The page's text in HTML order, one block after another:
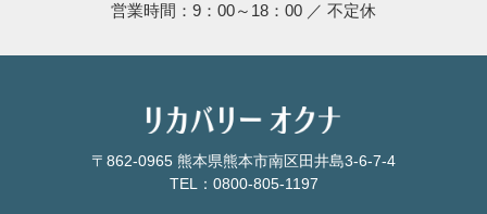
営業時間：9：00～18：00 ／ 不定休
〒862-0965 熊本県熊本市南区田井島3-6-7-4
TEL：0800-805-1197